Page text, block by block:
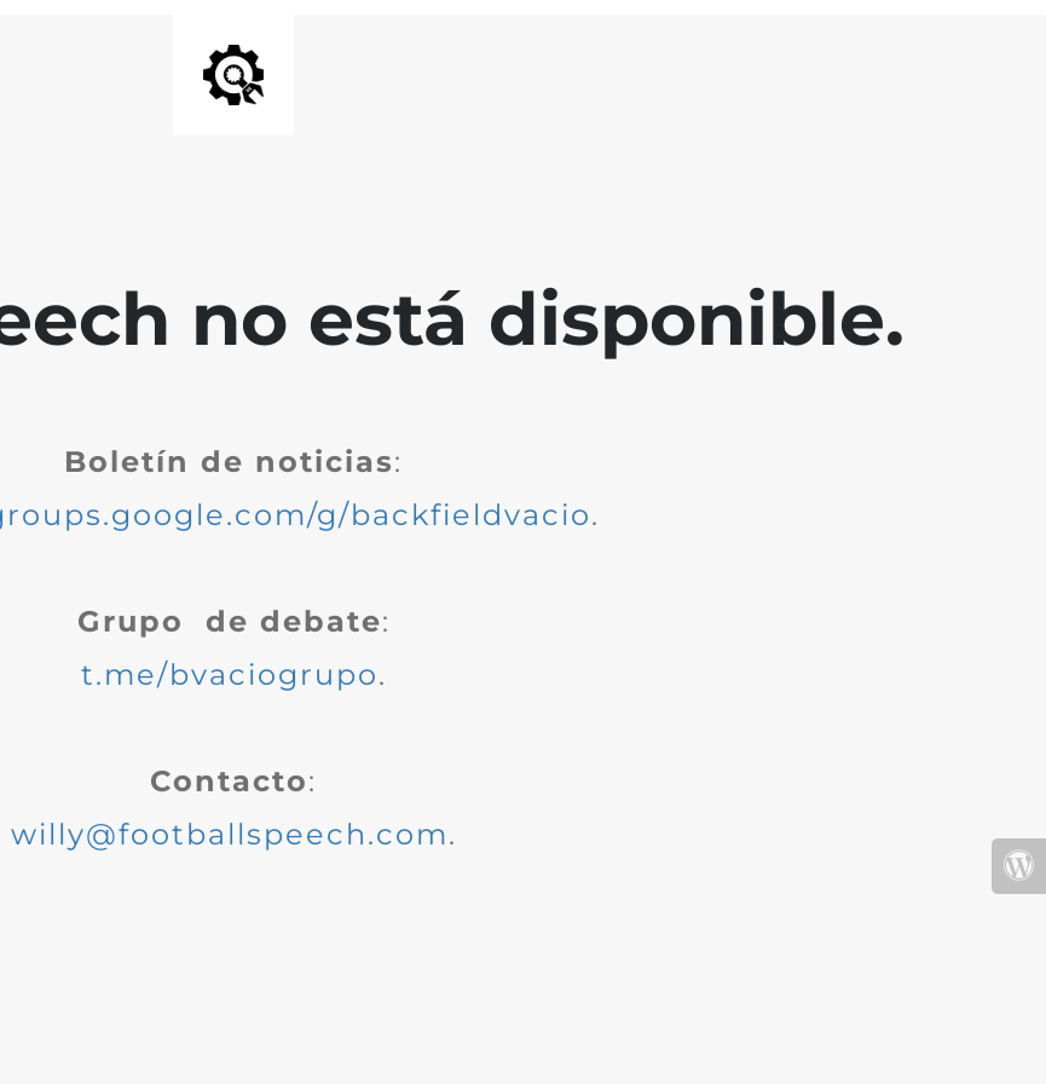
no está disponible.
Boletín de noticias:
g/backfieldvacio.
Grupo de debate:
t.me/bvaciogrupo.
Contacto:
willy@footballspeech.com.